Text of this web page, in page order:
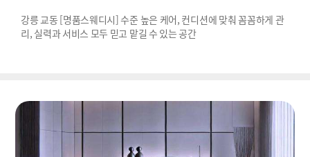
강릉 교동 [명품스웨디시] 수준 높은 케어, 컨디션에 맞춰 꼼꼼하게 관
리, 실력과 서비스 모두 믿고 맡길 수 있는 공간